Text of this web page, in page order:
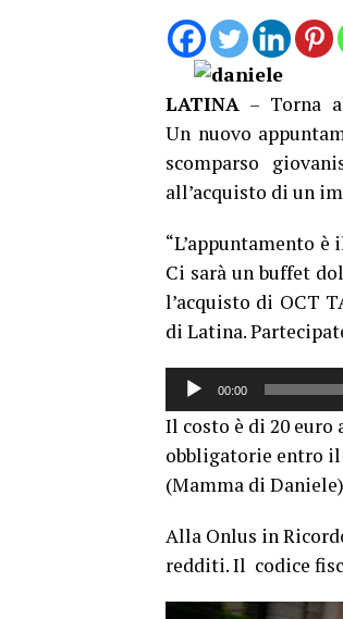
LATINA – Torna
Un nuovo
scomparso
all’acquisto di un
“L’appuntamento
Ci sarà un buffet
l’acquisto di OCT
di Latina.
Audio
00:00
Il costo è di 20 euro
obbligatorie entro il
(Mamma di
Alla Onlus in
redditi. Il codice